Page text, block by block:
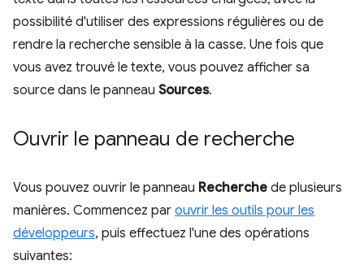
possibilité d'utiliser des expressions régulières ou de
rendre la recherche sensible à la casse. Une fois que
vous avez trouvé le texte, vous pouvez afficher sa
source dans le panneau Sources.
Ouvrir le panneau de recherche
Vous pouvez ouvrir le panneau Recherche de plusieurs
manières. Commencez par ouvrir les outils pour les
développeurs, puis effectuez l'une des opérations
suivantes: